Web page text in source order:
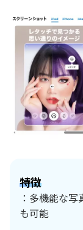
特徴
：多機能な
も可能